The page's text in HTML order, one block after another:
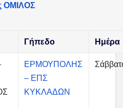
ΟΜΙΛΟΣ
Γήπεδο Ημέρα
ΕΡΜΟΥΠΟΛΗΣ
– ΕΠΣ
ΚΥΚΛΑΔΩΝ